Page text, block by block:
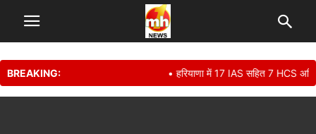
BREAKING: • हरियाणा में 17 IAS सहित 7 HCS